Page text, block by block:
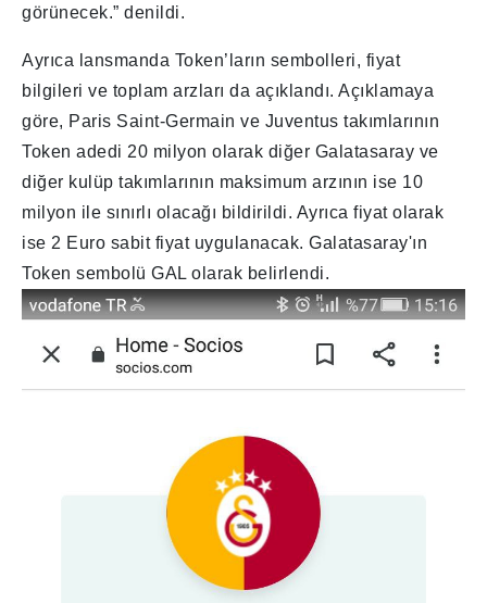
görünecek.” denildi.
Ayrıca lansmanda Token’ların sembolleri, fiyat
bilgileri ve toplam arzları da açıklandı. Açıklamaya
göre, Paris Saint-Germain ve Juventus takımlarının
Token adedi 20 milyon olarak diğer Galatasaray ve
diğer kulüp takımlarının maksimum arzının ise 10
milyon ile sınırlı olacağı bildirildi. Ayrıca fiyat olarak
ise 2 Euro sabit fiyat uygulanacak. Galatasaray'ın
Token sembolü GAL olarak belirlendi.